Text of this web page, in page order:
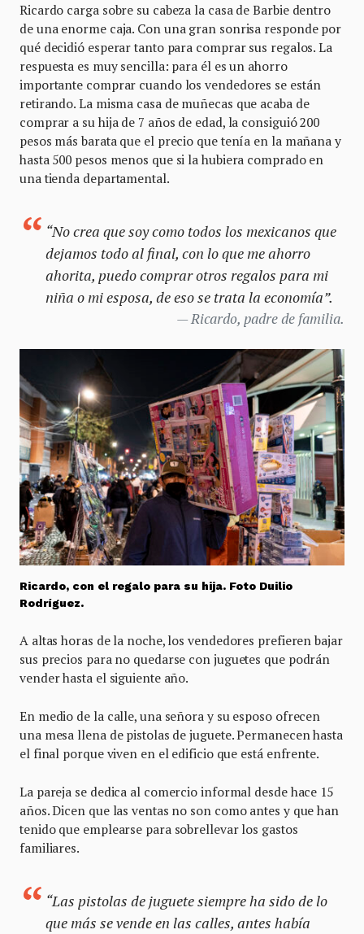
Ricardo carga sobre su cabeza la casa de Barbie dentro
de una enorme caja. Con una gran sonrisa responde por
qué decidió esperar tanto para comprar sus regalos. La
respuesta es muy sencilla: para él es un ahorro
importante comprar cuando los vendedores se están
retirando. La misma casa de muñecas que acaba de
comprar a su hija de 7 años de edad, la consiguió 200
pesos más barata que el precio que tenía en la mañana y
hasta 500 pesos menos que si la hubiera comprado en
una tienda departamental.
“No crea que soy como todos los mexicanos que
dejamos todo al final, con lo que me ahorro
ahorita, puedo comprar otros regalos para mi
niña o mi esposa, de eso se trata la economía”.
Ricardo, padre de familia.
Ricardo, con el regalo para su hija. Foto Duilio
Rodríguez.
A altas horas de la noche, los vendedores prefieren bajar
sus precios para no quedarse con juguetes que podrán
vender hasta el siguiente año.
En medio de la calle, una señora y su esposo ofrecen
una mesa llena de pistolas de juguete. Permanecen hasta
el final porque viven en el edificio que está enfrente.
La pareja se dedica al comercio informal desde hace 15
años. Dicen que las ventas no son como antes y que han
tenido que emplearse para sobrellevar los gastos
familiares.
“Las pistolas de juguete siempre ha sido de lo
que más se vende en las calles, antes había